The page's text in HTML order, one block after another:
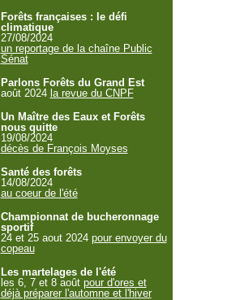
Forêts françaises : le défi
climatique
27/08/2024
un reportage de la chaîne Public
Sénat
Parlons Forêts du Grand Est
août 2024 la revue du CNPF
Un Maître des Eaux et Forêts
nous quitte
19/08/2024
décès de François Moyses
Santé des forêts
14/08/2024
au coeur de l'été
Championnat de bucheronnage
sportif
24 et 25 aout 2024 pour envoyer du
copeau
Les martelages de l'été
les 6, 7 et 8 août pour d'ores et
déjà préparer l'automne et l'hiver